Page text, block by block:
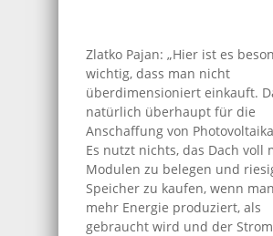
Zlatko Pajan: „Hier ist es
wichtig, dass man nicht
überdimensioniert einkauft.
natürlich überhaupt für die
Anschaffung von
Es nutzt nichts, das Dach voll
Modulen zu belegen und
Speicher zu kaufen, wenn
mehr Energie produziert, als
gebraucht wird und der